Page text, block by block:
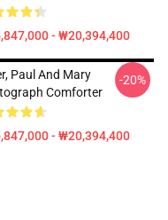
- ₩20,394,400
Paul And Mary
Comforter
- ₩20,394,400
-20%